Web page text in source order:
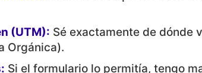
(UTM): Sé exactamente de dónde
Orgánica).
Si el formulario lo permitía, tengo